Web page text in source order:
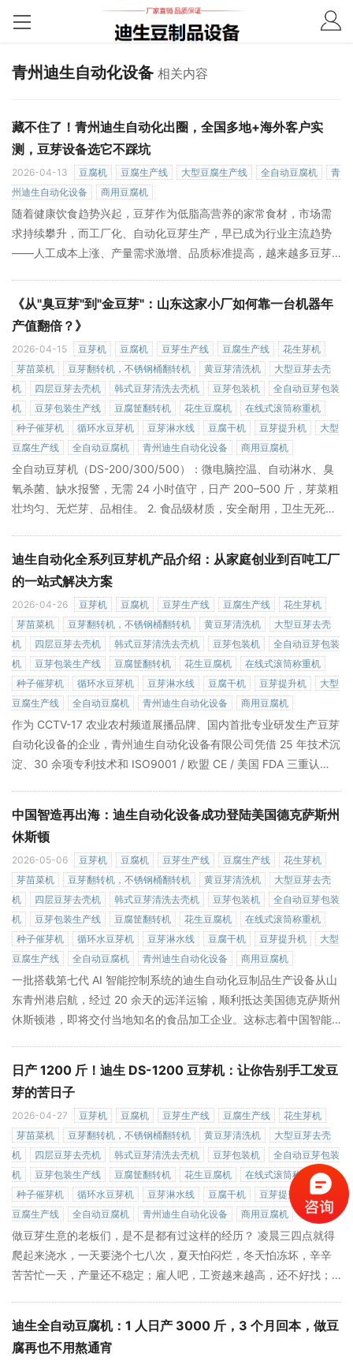
青州迪生自动化设备 相关内容
藏不住了！青州迪生自动化出圈，全国多地+海外客户实
测，豆芽设备选它不踩坑
2026-04-13 豆腐机 豆腐生产线 大型豆腐生产线 全自动豆腐机
青
州迪生自动化设备
商用豆腐机
随着健康饮食趋势兴起，豆芽作为低脂高营养的家常食材，市场需
求持续攀升，而工厂化、自动化豆芽生产，早已成为行业主流趋势
——人工成本上涨、产量需求激增、品质标准提高，越来越多豆芽
多年，集研发、生产、销售、售后于一体，从单台豆芽机到全套生
产线，从普通豆芽到富锶、富硒等功能性豆芽生产方案，更有遍布
全国、远销海外的真实客户案例，用实力说话，拒绝夸大宣传。
《从"臭豆芽"到"金豆芽"：山东这家小厂如何靠一台机器年
产值翻倍？》
2026-04-15 豆芽机 豆腐机 豆芽生产线 豆腐生产线
花生芽机
芽苗菜机
豆芽翻转机，不锈钢桶翻转机 黄豆芽清洗机
大型豆芽去壳
机
四层豆芽去壳机 韩式豆芽清洗去壳机 豆芽包装机
全自动豆芽包装
机
豆芽包装生产线 豆腐筐翻转机 花生豆腐机
在线式滚筒称重机
种子催芽机
循环水豆芽机 豆芽淋水线 豆腐干机 豆芽提升机
大型
豆腐生产线
全自动豆腐机 青州迪生自动化设备 商用豆腐机
全自动豆芽机（DS-200/300/500）：微电脑控温、自动淋水、臭
氧杀菌、缺水报警，无需 24 小时值守，日产 200–500 斤，芽菜粗
壮均匀、无烂芽、品相佳。 2. 食品级材质，安全耐用，卫生无死角
客户吃得放心，你卖得安心。
»
迪生自动化全系列豆芽机产品介绍：从家庭创业到百吨工厂
的一站式解决方案
2026-04-26 豆芽机 豆腐机 豆芽生产线 豆腐生产线
花生芽机
芽苗菜机
豆芽翻转机，不锈钢桶翻转机 黄豆芽清洗机
大型豆芽去壳
机
四层豆芽去壳机 韩式豆芽清洗去壳机 豆芽包装机
全自动豆芽包装
机
豆芽包装生产线 豆腐筐翻转机 花生豆腐机
在线式滚筒称重机
种子催芽机
循环水豆芽机 豆芽淋水线 豆腐干机 豆芽提升机
大型
豆腐生产线
全自动豆腐机 青州迪生自动化设备 商用豆腐机
作为 CCTV-17 农业农村频道展播品牌、国内首批专业研发生产豆芽
自动化设备的企业，青州迪生自动化设备有限公司凭借 25 年技术沉
淀、30 余项专利技术和 ISO9001 / 欧盟 CE / 美国 FDA 三重认
无人化生产，迪生为不同规模、不同需求的客户提供量身定制的解
决方案，帮助客户实现 "一键启动、全程无忧、稳定盈利" 的生产目
标。 »
中国智造再出海：迪生自动化设备成功登陆美国德克萨斯州
休斯顿
2026-05-06 豆芽机 豆腐机 豆芽生产线 豆腐生产线
花生芽机
芽苗菜机
豆芽翻转机，不锈钢桶翻转机 黄豆芽清洗机
大型豆芽去壳
机
四层豆芽去壳机 韩式豆芽清洗去壳机 豆芽包装机
全自动豆芽包装
机
豆芽包装生产线 豆腐筐翻转机 花生豆腐机
在线式滚筒称重机
种子催芽机
循环水豆芽机 豆芽淋水线 豆腐干机 豆芽提升机
大型
豆腐生产线
全自动豆腐机 青州迪生自动化设备 商用豆腐机
一批搭载第七代 AI 智能控制系统的迪生自动化豆制品生产设备从山
东青州港启航，经过 20 余天的远洋运输，顺利抵达美国德克萨斯州
休斯顿港，即将交付当地知名的食品加工企业。这标志着中国智能
"中国力量"。
日产 1200 斤！迪生 DS-1200 豆芽机：让你告别手工发豆
芽的苦日子
2026-04-27 豆芽机 豆腐机 豆芽生产线 豆腐生产线
花生芽机
芽苗菜机
豆芽翻转机，不锈钢桶翻转机 黄豆芽清洗机
大型豆芽去壳
机
四层豆芽去壳机 韩式豆芽清洗去壳机 豆芽包装机
全自动豆芽包装
机
豆芽包装生产线 豆腐筐翻转机 花生豆腐机
在线式滚筒称重机
种子催芽机
循环水豆芽机 豆芽淋水线 豆腐干机 豆芽提升机
大型
豆腐生产线
全自动豆腐机 青州迪生自动化设备 商用豆腐机
做豆芽生意的老板们，是不是都有过这样的经历？ 凌晨三四点就得
爬起来浇水，一天要浇个七八次，夏天怕闷烂，冬天怕冻坏，辛辛
苦苦忙一天，产量还不稳定；雇人吧，工资越来越高，还不好找；
了检，生意根本没法做。 如果你也被这些问题困扰，那今天这篇文
章你一定要看完！我给大家推荐一款真正能解决所有痛点的神器
迪生全自动豆腐机：1 人日产 3000 斤，3 个月回本，做豆
腐再也不用熬通宵